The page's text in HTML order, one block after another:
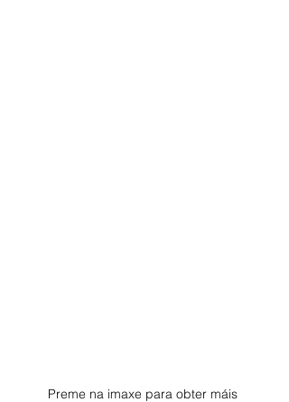
Preme na imaxe para obter máis